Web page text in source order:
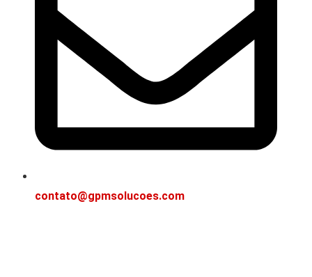
contato@gpmsolucoes.com